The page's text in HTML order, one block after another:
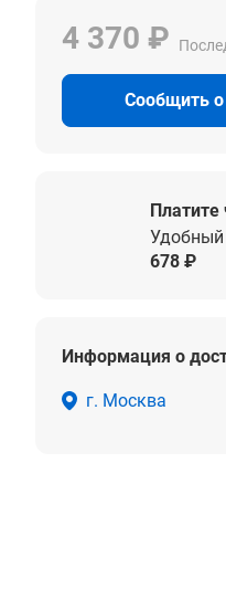
4 370 ₽
Сообщить о
Платите
Удобный
678 ₽
Информация о
г. Москва